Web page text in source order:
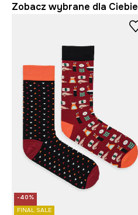
Zobacz wybrane dla Ciebie
-40%
FINAL SALE